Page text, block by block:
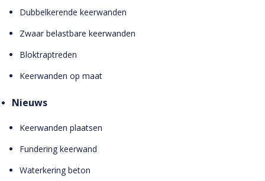
Dubbelkerende keerwanden
Zwaar belastbare keerwanden
Bloktraptreden
Keerwanden op maat
Nieuws
Keerwanden plaatsen
Fundering keerwand
Waterkering beton